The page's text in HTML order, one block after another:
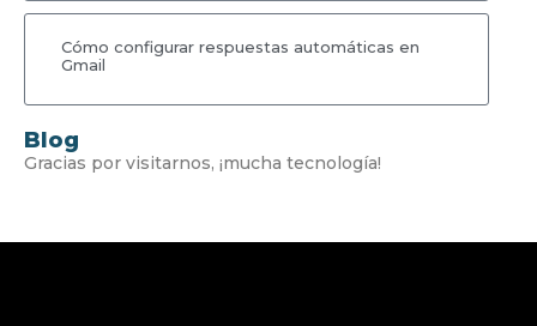
Cómo configurar respuestas automáticas en
Gmail
Blog
Gracias por visitarnos, ¡mucha tecnología!